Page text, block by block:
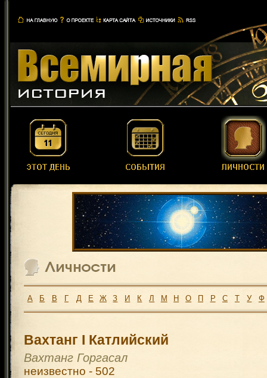
А Б В Г Д Е Ж З И К Л М Н О П Р С Т У Ф
Вахтанг I Катлийский
Вахтанг Горгасал
неизвестно - 502